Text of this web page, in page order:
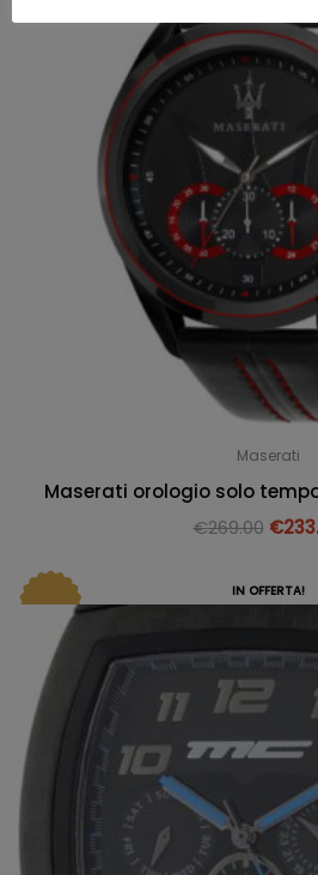
Maserati
Maserati orologio solo
€269.00 €
IN OFFERTA!